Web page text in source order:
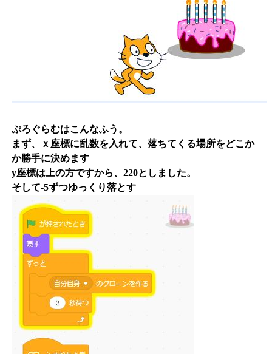
ぷろぐらむはこんなふう。
まず、ｘ座標に乱数を入れて、落ちてくる場所をどこか
か勝手に決めます
y座標は上の方ですから、220としました。
そして-5ずつゆっくり落とす